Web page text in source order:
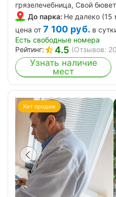
грязелечебница, Свой
До парка: Не далеко
цена от 7 100 руб. в
Есть свободные номера
Рейтинг:
4.5 (Отзывов:
Узнать наличие
мест
Хит продаж